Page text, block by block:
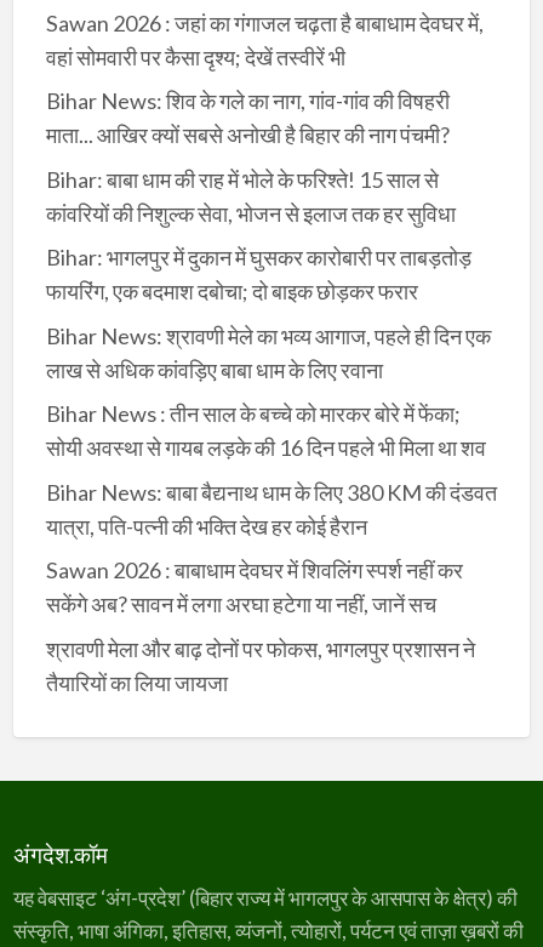
Sawan 2026 : जहां का गंगाजल चढ़ता है बाबाधाम देवघर में,
वहां सोमवारी पर कैसा दृश्य; देखें तस्वीरें भी
Bihar News: शिव के गले का नाग, गांव-गांव की विषहरी
माता... आखिर क्यों सबसे अनोखी है बिहार की नाग पंचमी?
Bihar: बाबा धाम की राह में भोले के फरिश्ते! 15 साल से
कांवरियों की निशुल्क सेवा, भोजन से इलाज तक हर सुविधा
Bihar: भागलपुर में दुकान में घुसकर कारोबारी पर ताबड़तोड़
फायरिंग, एक बदमाश दबोचा; दो बाइक छोड़कर फरार
Bihar News: श्रावणी मेले का भव्य आगाज, पहले ही दिन एक
लाख से अधिक कांवड़िए बाबा धाम के लिए रवाना
Bihar News : तीन साल के बच्चे को मारकर बोरे में फेंका;
सोयी अवस्था से गायब लड़के की 16 दिन पहले भी मिला था शव
Bihar News: बाबा बैद्यनाथ धाम के लिए 380 KM की दंडवत
यात्रा, पति-पत्नी की भक्ति देख हर कोई हैरान
Sawan 2026 : बाबाधाम देवघर में शिवलिंग स्पर्श नहीं कर
सकेंगे अब? सावन में लगा अरघा हटेगा या नहीं, जानें सच
श्रावणी मेला और बाढ़ दोनों पर फोकस, भागलपुर प्रशासन ने
तैयारियों का लिया जायजा
अंगदेश.कॉम
यह वेबसाइट ‘अंग-प्रदेश’ (बिहार राज्य में भागलपुर के आसपास के क्षेत्र) की
संस्कृति, भाषा अंगिका, इतिहास, व्यंजनों, त्योहारों, पर्यटन एवं ताज़ा ख़बरों की